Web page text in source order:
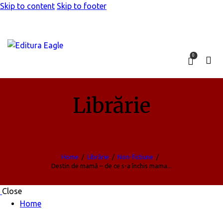
Skip to content Skip to footer
0
Librărie
Home Librărie
Non-fictiune
Destin de mamă – de ce s-a închis mama...
Close
Home